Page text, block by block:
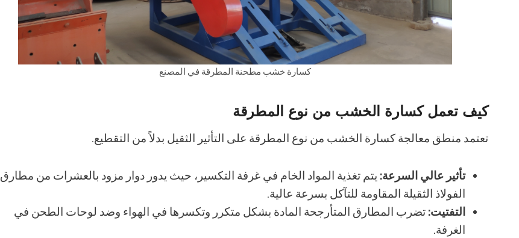
كسارة خشب مطحنة المطرقة في المصنع
كيف تعمل كسارة الخشب من نوع المطرقة
تعتمد منطق معالجة كسارة الخشب من نوع المطرقة على التأثير الثقيل بدلاً من التقطيع.
تأثير عالي السرعة: يتم تغذية المواد الخام في غرفة التكسير، حيث يدور دوار مزود بالعشرات من مطارق
الفولاذ الثقيلة المقاومة للتآكل بسرعة عالية.
التفتيت: تضرب المطارق المتأرجحة المادة بشكل متكرر وتكسرها في الهواء وضد لوحات الطحن في
الغرفة.